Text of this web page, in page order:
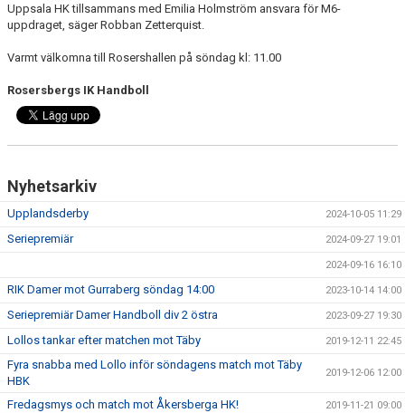
Uppsala HK tillsammans med Emilia Holmström ansvara för M6-
uppdraget, säger Robban Zetterquist.
Varmt välkomna till Rosershallen på söndag kl: 11.00
Rosersbergs IK Handboll
Nyhetsarkiv
Upplandsderby 2024-10-05 11:29
Seriepremiär 2024-09-27 19:01
2024-09-16 16:10
RIK Damer mot Gurraberg söndag 14:00 2023-10-14 14:00
Seriepremiär Damer Handboll div 2 östra 2023-09-27 19:30
Lollos tankar efter matchen mot Täby 2019-12-11 22:45
Fyra snabba med Lollo inför söndagens match mot Täby
HBK
2019-12-06 12:00
Fredagsmys och match mot Åkersberga HK! 2019-11-21 09:00